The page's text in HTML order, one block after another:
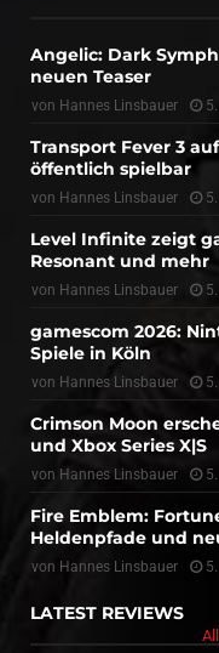
Angelic: Dark
neuen Teaser
von Hannes Linsbauer
Transport Fever 3
öffentlich spielbar
von Hannes Linsbauer
Level Infinite zeigt
Resonant und mehr
von Hannes Linsbauer
gamescom 2026:
Spiele in Köln
von Hannes Linsbauer
Crimson Moon
und Xbox Series X|S
von Hannes Linsbauer
Fire Emblem:
Heldenpfade und
von Hannes Linsbauer
LATEST REVIEWS